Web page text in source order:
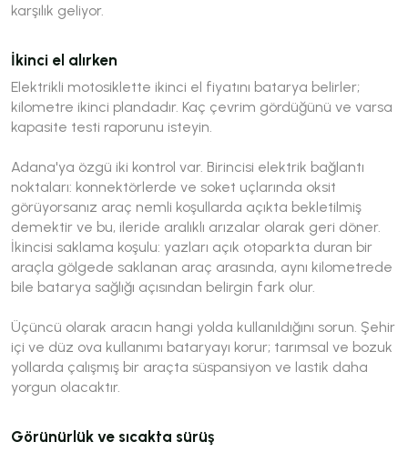
karşılık geliyor.
İkinci el alırken
Elektrikli motosiklette ikinci el fiyatını batarya belirler;
kilometre ikinci plandadır. Kaç çevrim gördüğünü ve varsa
kapasite testi raporunu isteyin.
Adana'ya özgü iki kontrol var. Birincisi elektrik bağlantı
noktaları: konnektörlerde ve soket uçlarında oksit
görüyorsanız araç nemli koşullarda açıkta bekletilmiş
demektir ve bu, ileride aralıklı arızalar olarak geri döner.
İkincisi saklama koşulu: yazları açık otoparkta duran bir
araçla gölgede saklanan araç arasında, aynı kilometrede
bile batarya sağlığı açısından belirgin fark olur.
Üçüncü olarak aracın hangi yolda kullanıldığını sorun. Şehir
içi ve düz ova kullanımı bataryayı korur; tarımsal ve bozuk
yollarda çalışmış bir araçta süspansiyon ve lastik daha
yorgun olacaktır.
Görünürlük ve sıcakta sürüş